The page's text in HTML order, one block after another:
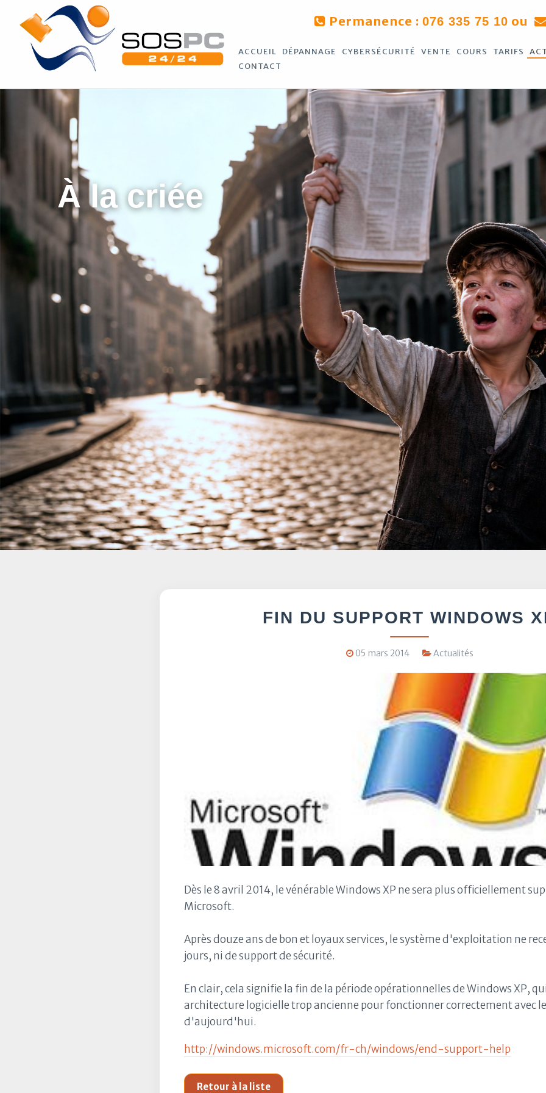
Permanence :076 335 75 10 ou
ACCUEIL DÉPANNAGE CYBERSÉCURITÉ VENTE COURS TARIFS
CONTACT
À la criée
FIN DU SUPPORT WINDOWS
05 mars 2014 Actualités
Dès le 8 avril 2014, le vénérable Windows XP ne sera plus officiellement
Microsoft.
Après douze ans de bon et loyaux services, le système d'exploitation ne
jours, ni de support de sécurité.
En clair, cela signifie la fin de la période opérationnelles de Windows XP,
architecture logicielle trop ancienne pour fonctionner correctement avec
d'aujourd'hui.
http://windows.microsoft.com/fr-ch/windows/end-support-help
Retour à la liste